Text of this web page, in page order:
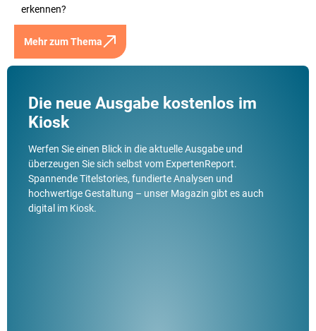
erkennen?
Mehr zum Thema
Die neue Ausgabe kostenlos im
Kiosk
Werfen Sie einen Blick in die aktuelle Ausgabe und
überzeugen Sie sich selbst vom ExpertenReport.
Spannende Titelstories, fundierte Analysen und
hochwertige Gestaltung – unser Magazin gibt es auch
digital im Kiosk.